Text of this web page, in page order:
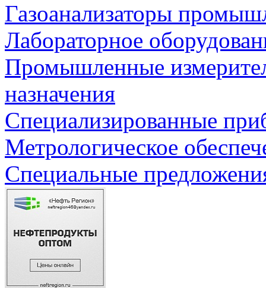
Газоанализаторы
Лабораторное
Промышленные
назначения
Специализированные
Метрологическое
Специальные